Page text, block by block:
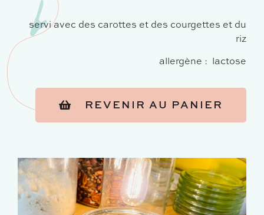
servi avec des carottes et des courgettes et du
riz
allergène : lactose
REVENIR AU PANIER